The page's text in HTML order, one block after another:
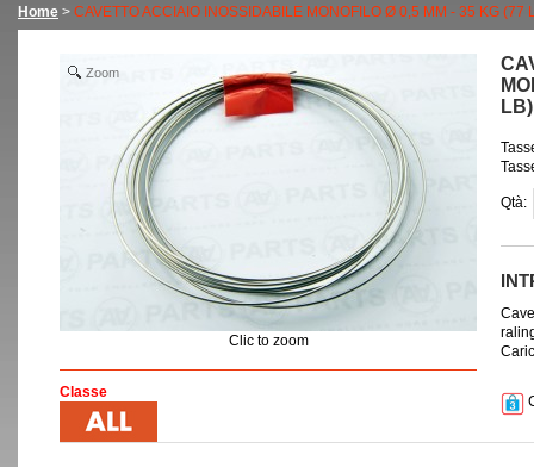
Home > CAVETTO ACCIAIO INOSSIDABILE MONOFILO Ø 0,5 MM - 35 KG (77
Qtà:
Zoom
Clic to zoom
Classe